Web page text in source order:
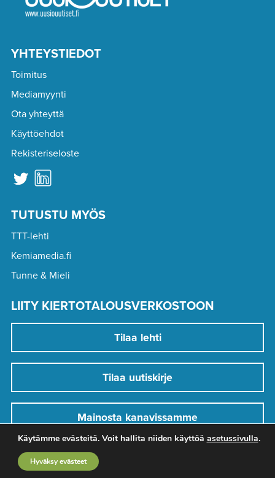
YHTEYSTIEDOT
Toimitus
Mediamyynti
Ota yhteyttä
Käyttöehdot
Rekisteriseloste
TUTUSTU MYÖS
TTT-lehti
Kemiamedia.fi
Tunne & Mieli
LIITY KIERTOTALOUSVERKOSTOON
Tilaa lehti
Tilaa uutiskirje
Mainosta kanavissamme
Käytämme evästeitä. Voit hallita niiden käyttöä asetussivulla.
Hyväksy evästeet